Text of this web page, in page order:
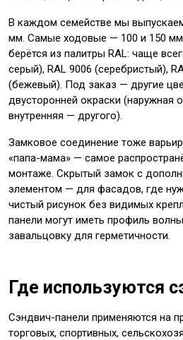
В каждом семействе мы
мм. Самые ходовые — 100 и 150
берётся из палитры RAL: чаще
серый), RAL 9006 (серебристый),
(бежевый). Под заказ — другие
двусторонней окраски (наружная
внутренняя — другого).
Замковое соединение тоже
«папа-мама» — самое
монтаже. Скрытый замок с
элементом — для фасадов, где
чистый рисунок без видимых
панели могут иметь профиль
завальцовку для герметичности.
Где используются
Сэндвич-панели применяются на
торговых, спортивных,